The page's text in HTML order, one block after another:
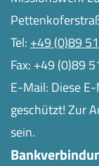
Tel: +49 (0)89
Fax: +49 (0)89
E-Mail: Diese
geschützt! Zur
sein.